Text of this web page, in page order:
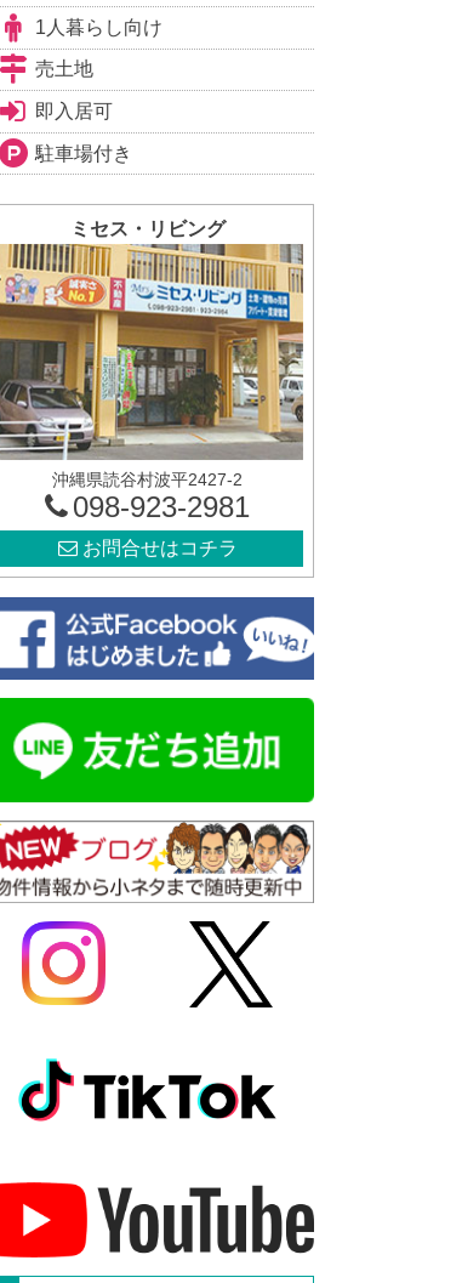
1人暮らし向け
売土地
即入居可
駐車場付き
ミセス・リビング
沖縄県読谷村波平2427-2
098-923-2981
お問合せはコチラ